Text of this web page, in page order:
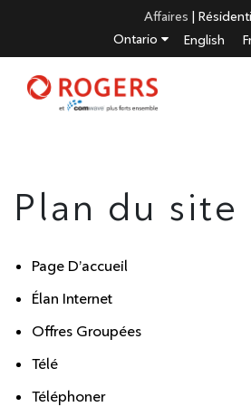
Affaires |
Ontario
English
Plan du site
Page D’accueil
Élan Internet
Offres Groupées
Télé
Téléphoner